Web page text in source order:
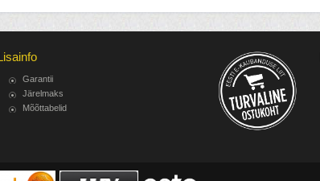
Garantii
Järelmaks
Mõõttabelid